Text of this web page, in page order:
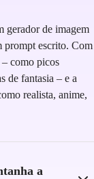
gerador de imagem
prompt escrito. Com
– como picos
de fantasia – e a
realista, anime,
a